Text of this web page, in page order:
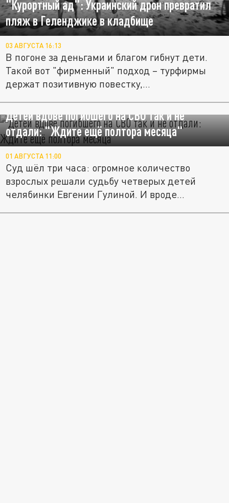
"Курортный ад": Украинский дрон превратил
пляж в Геленджике в кладбище
03 АВГУСТА 16:13
В погоне за деньгами и благом гибнут дети.
Такой вот "фирменный" подход – турфирмы
держат позитивную повестку,...
Детей вдове погибшего на СВО так и не
отдали: "Ждите ещё полтора месяца"
01 АВГУСТА 11:00
Суд шёл три часа: огромное количество
взрослых решали судьбу четверых детей
челябинки Евгении Гулиной. И вроде...